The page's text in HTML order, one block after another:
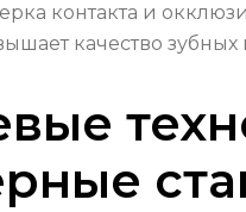
контакта и
качество